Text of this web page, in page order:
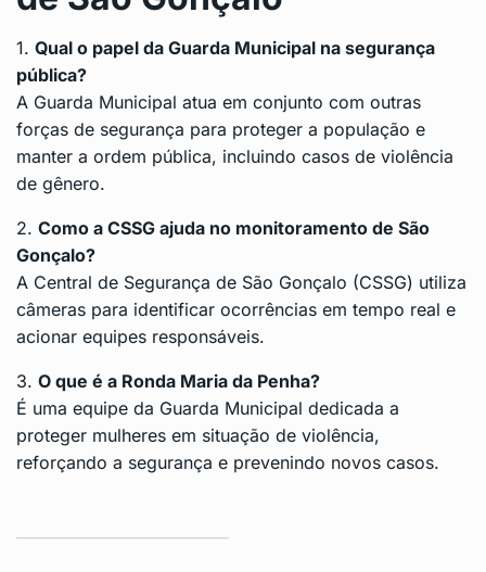
1. Qual o papel da Guarda Municipal na segurança
pública?
A Guarda Municipal atua em conjunto com outras
forças de segurança para proteger a população e
manter a ordem pública, incluindo casos de violência
de gênero.
2. Como a CSSG ajuda no monitoramento de São
Gonçalo?
A Central de Segurança de São Gonçalo (CSSG) utiliza
câmeras para identificar ocorrências em tempo real e
acionar equipes responsáveis.
3. O que é a Ronda Maria da Penha?
É uma equipe da Guarda Municipal dedicada a
proteger mulheres em situação de violência,
reforçando a segurança e prevenindo novos casos.